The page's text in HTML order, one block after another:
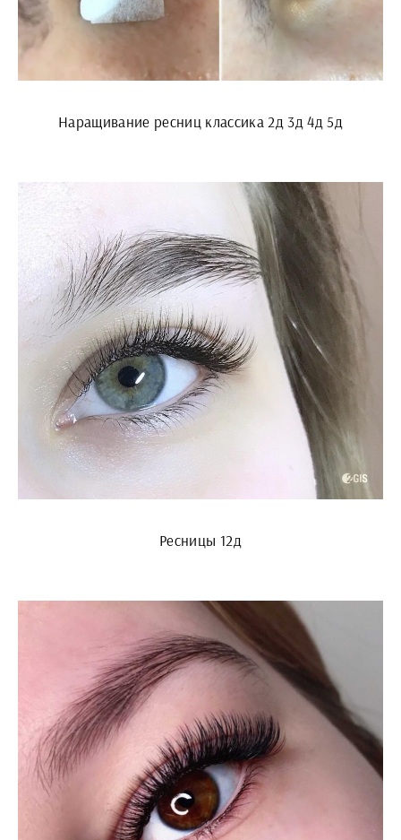
Наращивание ресниц классика 2д 3д 4д 5д
Ресницы 12д